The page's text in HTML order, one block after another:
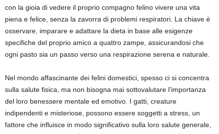
con la gioia di vedere il proprio compagno felino vivere una vita
piena e felice, senza la zavorra di problemi respiratori. La chiave è
osservare, imparare e adattare la dieta in base alle esigenze
specifiche del proprio amico a quattro zampe, assicurandosi che
ogni pasto sia un passo verso una respirazione serena e naturale.
Nel mondo affascinante dei felini domestici, spesso ci si concentra
sulla salute fisica, ma non bisogna mai sottovalutare l’importanza
del loro benessere mentale ed emotivo. I gatti, creature
indipendenti e misteriose, possono essere soggetti a stress, un
fattore che influisce in modo significativo sulla loro salute generale,